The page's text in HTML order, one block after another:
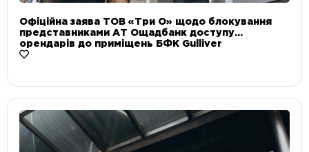
Офіційна заява ТОВ «Три О» щодо блокування
представниками АТ Ощадбанк доступу
орендарів до приміщень БФК Gulliver